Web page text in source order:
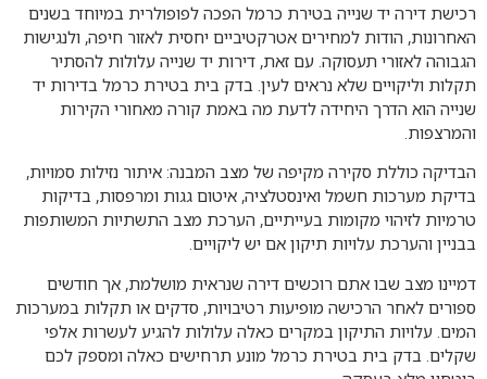
רכישת דירה יד שנייה בטירת כרמל הפכה לפופולרית במיוחד בשנים
האחרונות, הודות למחירים אטרקטיביים יחסית לאזור חיפה, ולנגישות
הגבוהה לאזורי תעסוקה. עם זאת, דירות יד שנייה עלולות להסתיר
תקלות וליקויים שלא נראים לעין. בדק בית בטירת כרמל בדירות יד
שנייה הוא הדרך היחידה לדעת מה באמת קורה מאחורי הקירות
והמרצפות.
הבדיקה כוללת סקירה מקיפה של מצב המבנה: איתור נזילות סמויות,
בדיקת מערכות חשמל ואינסטלציה, איטום גגות ומרפסות, בדיקות
טרמיות לזיהוי מקומות בעייתיים, הערכת מצב התשתיות המשותפות
בבניין והערכת עלויות תיקון אם יש ליקויים.
דמיינו מצב שבו אתם רוכשים דירה שנראית מושלמת, אך חודשים
ספורים לאחר הרכישה מופיעות רטיבויות, סדקים או תקלות במערכות
המים. עלויות התיקון במקרים כאלה עלולות להגיע לעשרות אלפי
שקלים. בדק בית בטירת כרמל מונע תרחישים כאלה ומספק לכם